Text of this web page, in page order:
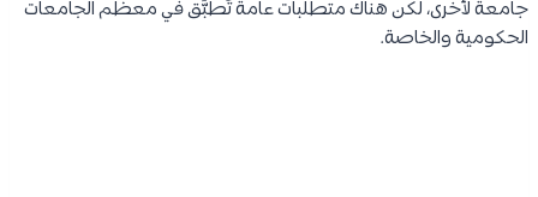
جامعة لأخرى، لكن هناك متطلبات عامة تُطبَّق في معظم الجامعات
الحكومية والخاصة.